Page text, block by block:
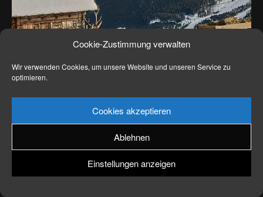
Cookie-Zustimmung verwalten
Wir verwenden Cookies, um unsere Website und unseren Service zu
optimieren.
Cookies akzeptieren
Ablehnen
Einstellungen anzeigen